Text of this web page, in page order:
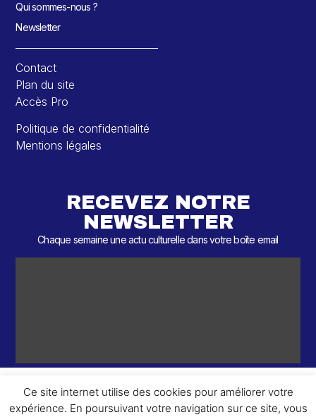
Qui sommes-nous ?
Newsletter
Contact
Plan du site
Accès Pro
Politique de confidentialité
Mentions légales
RECEVEZ NOTRE
NEWSLETTER
Chaque semaine une actu culturelle dans votre boîte email
Ce site internet utilise des cookies pour améliorer votre
expérience. En poursuivant votre navigation sur ce site, vous